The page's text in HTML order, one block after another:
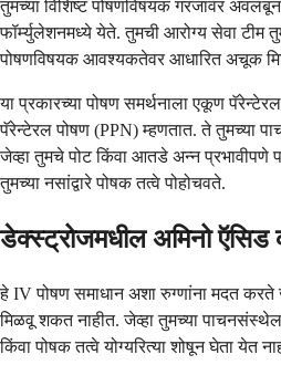
तुमच्या विशिष्ट पोषणविषयक गरजांवर
फॉर्म्युलेशनमध्ये येते. तुमची आरोग्य सेवा टीम
पोषणविषयक आवश्यकतेवर आधारित अचूक
या प्रकारच्या पोषण समर्थनाला एकूण
पॅरेन्टेरल पोषण (PPN) म्हणतात. ते तुमच्या
जेव्हा तुमचे पोट किंवा आतडे अन्न प्रभावीपणे
तुमच्या नसांद्वारे पोषक तत्वे पोहोचवते.
डेक्स्ट्रोजमधील अमिनो ऍसिड
हे IV पोषण समाधान अशा रुग्णांना मदत करते
मिळवू शकत नाहीत. जेव्हा तुमच्या
किंवा पोषक तत्वे योग्यरित्या शोषून घेता येत